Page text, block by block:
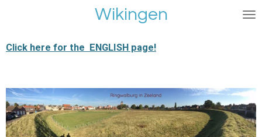
de
Wikingen
Click here for the ENGLISH page!